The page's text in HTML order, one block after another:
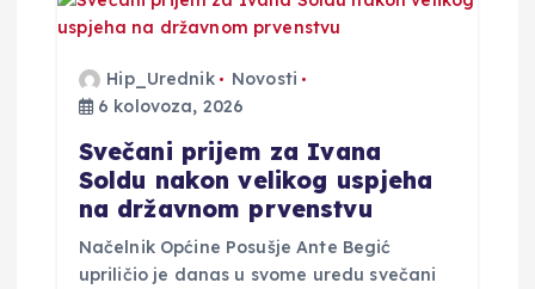
Hip_Urednik
Novosti
6 kolovoza, 2026
Svečani prijem za Ivana
Soldu nakon velikog uspjeha
na državnom prvenstvu
Načelnik Općine Posušje Ante Begić
upriličio je danas u svome uredu svečani